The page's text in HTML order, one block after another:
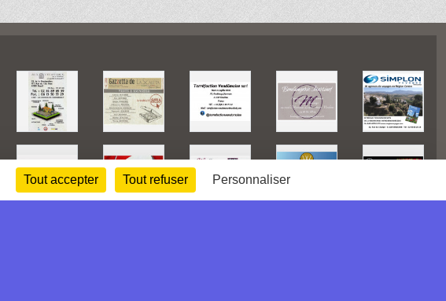
Tout accepter Tout refuser Personnaliser